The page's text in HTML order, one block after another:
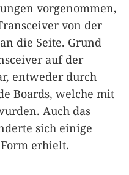
vorgenommen,
von der
die Seite. Grund
auf der
entweder durch
Boards, welche mit
Auch das
sich einige
erhielt.